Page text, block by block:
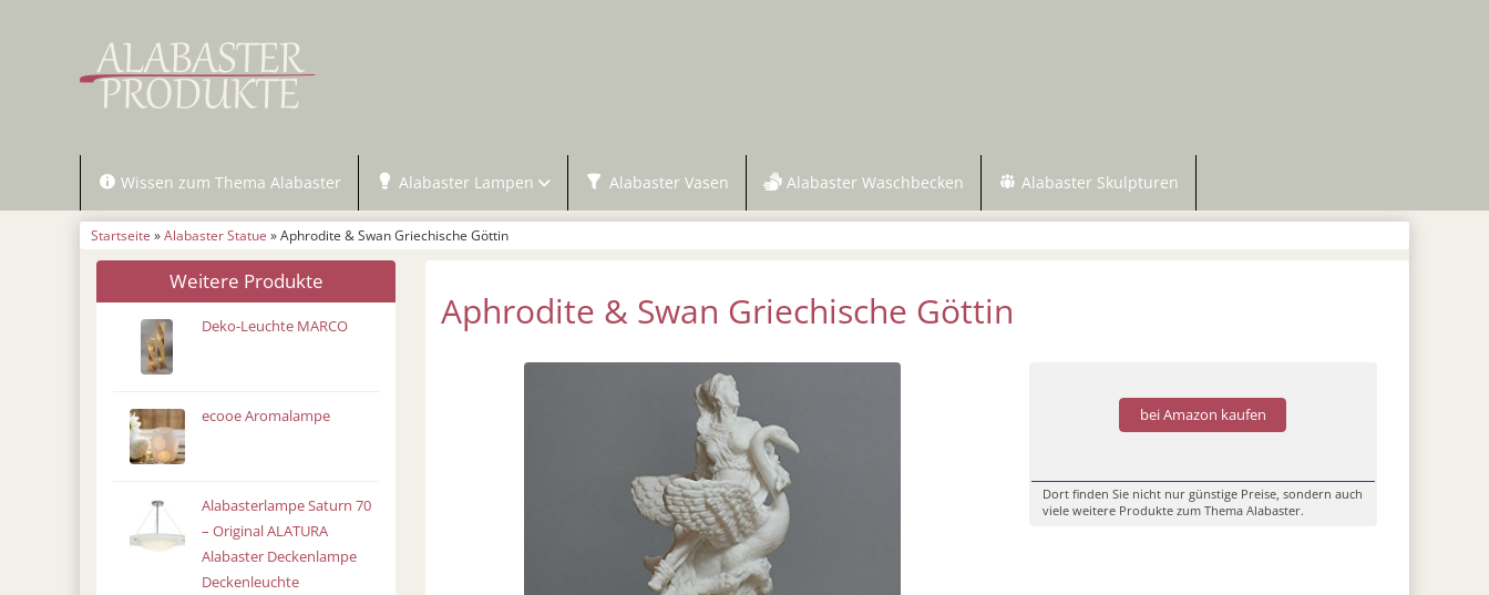
Wissen zum Thema Alabaster Alabaster Lampen Alabaster Vasen Alabaster Waschbecken Alabaster Skulpturen
Startseite »Alabaster Statue » Aphrodite & Swan Griechische Göttin
Weitere Produkte
Deko-Leuchte MARCO
ecooe Aromalampe
Alabasterlampe Saturn 70
– Original ALATURA
Alabaster Deckenlampe
Deckenleuchte
Aphrodite & Swan Griechische Göttin
bei Amazon kaufen
Dort finden Sie nicht nur günstige Preise, sondern auch
viele weitere Produkte zum Thema Alabaster.